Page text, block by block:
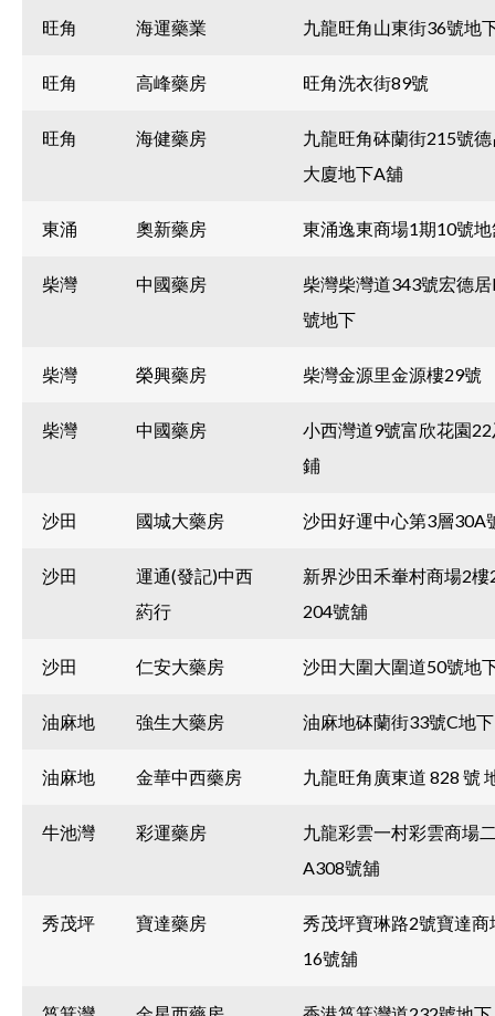
旺角 海運藥業 九龍旺角山東街36號地
旺角 高峰藥房 旺角洗衣街89號
旺角 海健藥房
九龍旺角砵蘭街215號
大廈地下A舖
東涌 奧新藥房 東涌逸東商場1期10號
柴灣 中國藥房
柴灣柴灣道343號宏德
號地下
柴灣 榮興藥房 柴灣金源里金源樓29號
柴灣 中國藥房
小西灣道9號富欣花園
鋪
沙田 國城大藥房 沙田好運中心第3層30A
沙田
運通(發記)中西
葯行
新界沙田禾輋村商場2樓
204號舖
沙田 仁安大藥房 沙田大圍大圍道50號地
油麻地 強生大藥房 油麻地砵蘭街33號C地下
油麻地 金華中西藥房 九龍旺角廣東道 828 號
牛池灣 彩運藥房
九龍彩雲一村彩雲商場
A308號舖
秀茂坪 寶達藥房
秀茂坪寶琳路2號寶達商
16號舖